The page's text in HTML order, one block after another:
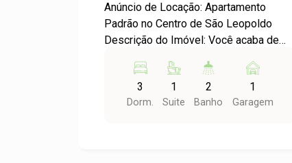
Anúncio de Locação: Apartamento
Padrão no Centro de São Leopoldo
Descrição do Imóvel: Você acaba de
família! Localizado no coração do
Centro de São Leopoldo, este amplo
apartamento de 3 dormitórios oferece
3
Dorm.
1
Suite
2
Banho
1
Garagem